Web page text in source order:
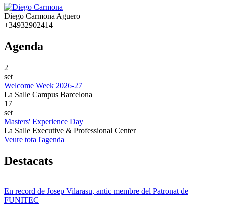
Diego Carmona Aguero
+34932902414
Agenda
2
set
Welcome Week 2026-27
La Salle Campus Barcelona
17
set
Masters' Experience Day
La Salle Executive & Professional Center
Veure tota l'agenda
Destacats
En record de Josep Vilarasu, antic membre del Patronat de
FUNITEC